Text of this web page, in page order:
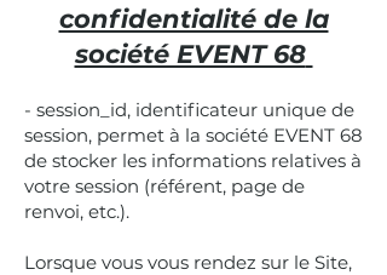
confidentialité de la
société EVENT 68
- session_id, identificateur unique de
session, permet à la société EVENT 68
de stocker les informations relatives à
votre session (référent, page de
renvoi, etc.).
Lorsque vous vous rendez sur le Site,